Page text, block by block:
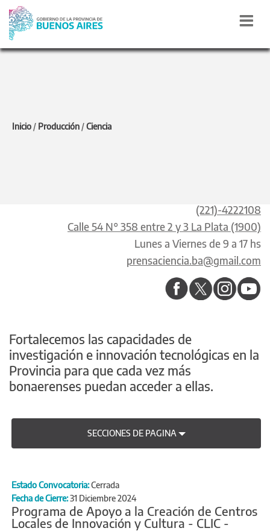
Inicio / Producción /Ciencia
TECNOLOGÍA E
(221)-4222108
Calle 54 N° 358 entre 2 y 3 La Plata (1900)
Lunes a Viernes de 9 a 17 hs
prensaciencia.ba@gmail.com
Fortalecemos las capacidades de
investigación e innovación tecnológicas en la
Provincia para que cada vez más
bonaerenses puedan acceder a ellas.
SECCIONES DE PAGINA
Estado Convocatoria:Cerrada
Fecha de Cierre:31 Diciembre 2024
Programa de Apoyo a la Creación de Centros
Locales de Innovación y Cultura - CLIC -